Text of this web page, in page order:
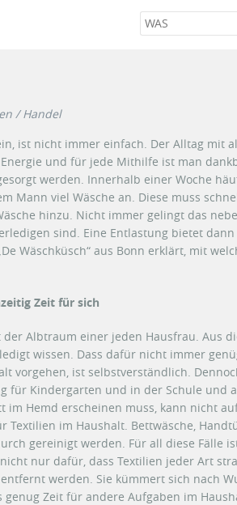
/ Handel
ist nicht immer einfach. Der Alltag mit
und für jede Mithilfe ist man
werden. Innerhalb einer Woche
Mann viel Wäsche an. Diese muss
hinzu. Nicht immer gelingt das
sind. Eine Entlastung bietet
Wäschküsch“ aus Bonn erklärt, mit
Zeit für sich
der Albtraum einer jeden Hausfrau. Aus
wissen. Dass dafür nicht immer
vorgehen, ist selbstverständlich.
für Kindergarten und in der Schule und
Hemd erscheinen muss, kann nicht
Textilien im Haushalt. Bettwäsche,
gereinigt werden. Für all diese Fälle
nur dafür, dass Textilien jeder Art
werden. Sie kümmert sich nach
genug Zeit für andere Aufgaben im